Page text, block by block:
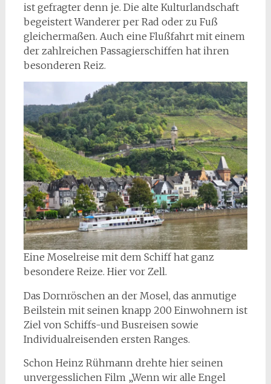
ist gefragter denn je. Die alte Kulturlandschaft
begeistert Wanderer per Rad oder zu Fuß
gleichermaßen. Auch eine Flußfahrt mit einem
der zahlreichen Passagierschiffen hat ihren
besonderen Reiz.
Eine Moselreise mit dem Schiff hat ganz
besondere Reize. Hier vor Zell.
Das Dornröschen an der Mosel, das anmutige
Beilstein mit seinen knapp 200 Einwohnern ist
Ziel von Schiffs-und Busreisen sowie
Individualreisenden ersten Ranges.
Schon Heinz Rühmann drehte hier seinen
unvergesslichen Film „Wenn wir alle Engel